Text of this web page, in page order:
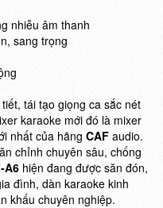
nhiễu âm thanh
sang trọng
tái tạo giọng ca sắc nét
karaoke mới đó là mixer
nhất của hãng CAF audio.
chỉnh chuyên sâu, chống
A6 hiện đang được săn đón,
đình, dàn karaoke kinh
khấu chuyên nghiệp.